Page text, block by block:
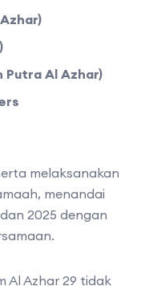
Putra Al Azhar)
melaksanakan
menandai
2025 dengan
Al Azhar 29 tidak